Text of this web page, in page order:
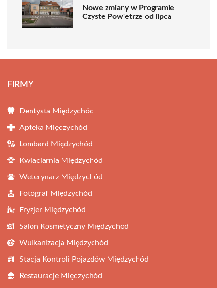
Nowe zmiany w Programie
Czyste Powietrze od lipca
FIRMY
Dentysta Międzychód
Apteka Międzychód
Lombard Międzychód
Kwiaciarnia Międzychód
Weterynarz Międzychód
Fotograf Międzychód
Fryzjer Międzychód
Salon Kosmetyczny Międzychód
Wulkanizacja Międzychód
Stacja Kontroli Pojazdów Międzychód
Restauracje Międzychód